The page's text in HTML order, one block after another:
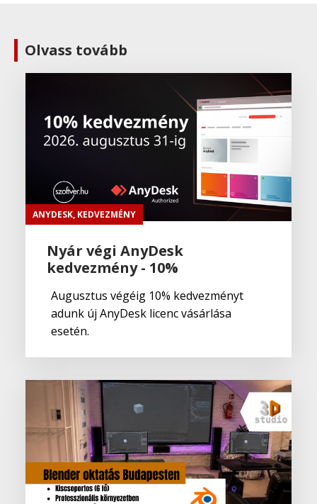
Olvass tovább
ANYDESK, KEDVEZMÉNY
Nyár végi AnyDesk
kedvezmény - 10%
Augusztus végéig 10% kedvezményt
adunk új AnyDesk licenc vásárlása
esetén.